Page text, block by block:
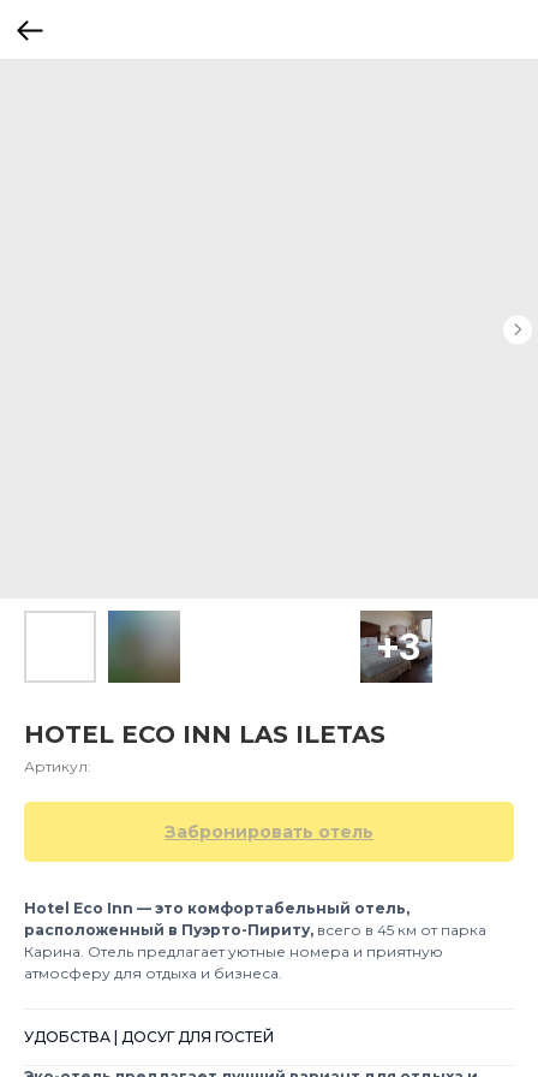
HOTEL ECO INN LAS ILETAS
Артикул:
Забронировать отель
Hotel Eco Inn — это комфортабельный отель,
расположенный в Пуэрто-Пириту, всего в 45 км от парка
Карина. Отель предлагает уютные номера и приятную
атмосферу для отдыха и бизнеса.
УДОБСТВА | ДОСУГ ДЛЯ ГОСТЕЙ